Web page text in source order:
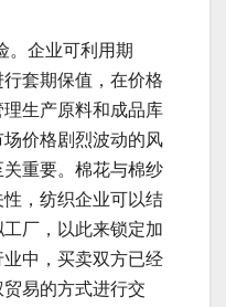
。企业可利用期
套期保值，在价格
生产原料和成品库
价格剧烈波动的风
重要。棉花与棉纱
，纺织企业可以结
厂，以此来锁定加
中，买卖双方已经
易的方式进行交